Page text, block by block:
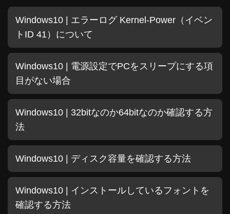
Windows10 | エラーログ Kernel-Power（イベン
トID 41）について
Windows10 | 電源設定でPCをスリープにする項
目がない場合
Windows10 | 32bitなのか64bitなのか確認する方
法
Windows10 | ディスク容量を確認する方法
Windows10 | インストールしているフォントを
確認する方法